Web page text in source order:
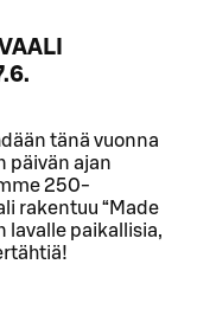
tänä vuonna
päivän ajan
250-
rakentuu “Made
lavalle paikallisia,